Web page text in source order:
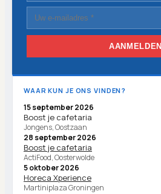
AANMELDEN
WAAR KUN JE ONS VINDEN?
15 september 2026
Boost je cafetaria
Jongens, Oostzaan
28 september 2026
Boost je cafetaria
ActiFood, Oosterwolde
5 oktober 2026
Horeca Xperience
Martiniplaza Groningen